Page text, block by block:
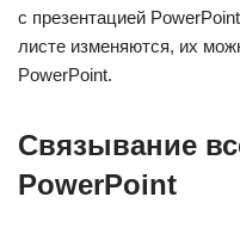
с презентацией
листе изменяются, их
PowerPoint.
Связывание
PowerPoint